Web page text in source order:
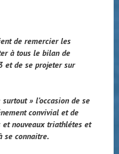
de remercier les
à tous le bilan de
et de se projeter sur
» l’occasion de se
convivial et de
et nouveaux triathlétes et
se connaitre.